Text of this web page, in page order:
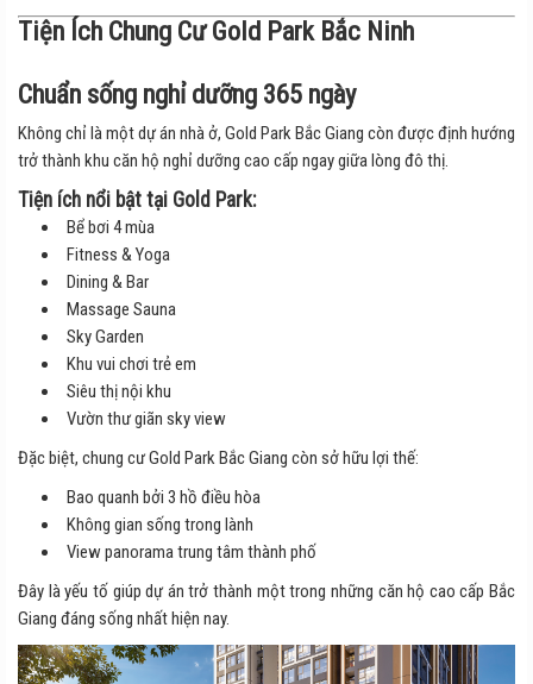
Tiện Ích Chung Cư Gold Park Bắc Ninh
Chuẩn sống nghỉ dưỡng 365 ngày
Không chỉ là một dự án nhà ở, Gold Park Bắc Giang còn được định hướng
trở thành khu căn hộ nghỉ dưỡng cao cấp ngay giữa lòng đô thị.
Tiện ích nổi bật tại Gold Park:
Bể bơi 4 mùa
Fitness & Yoga
Dining & Bar
Massage Sauna
Sky Garden
Khu vui chơi trẻ em
Siêu thị nội khu
Vườn thư giãn sky view
Đặc biệt, chung cư Gold Park Bắc Giang còn sở hữu lợi thế:
Bao quanh bởi 3 hồ điều hòa
Không gian sống trong lành
View panorama trung tâm thành phố
Đây là yếu tố giúp dự án trở thành một trong những căn hộ cao cấp Bắc
Giang đáng sống nhất hiện nay.